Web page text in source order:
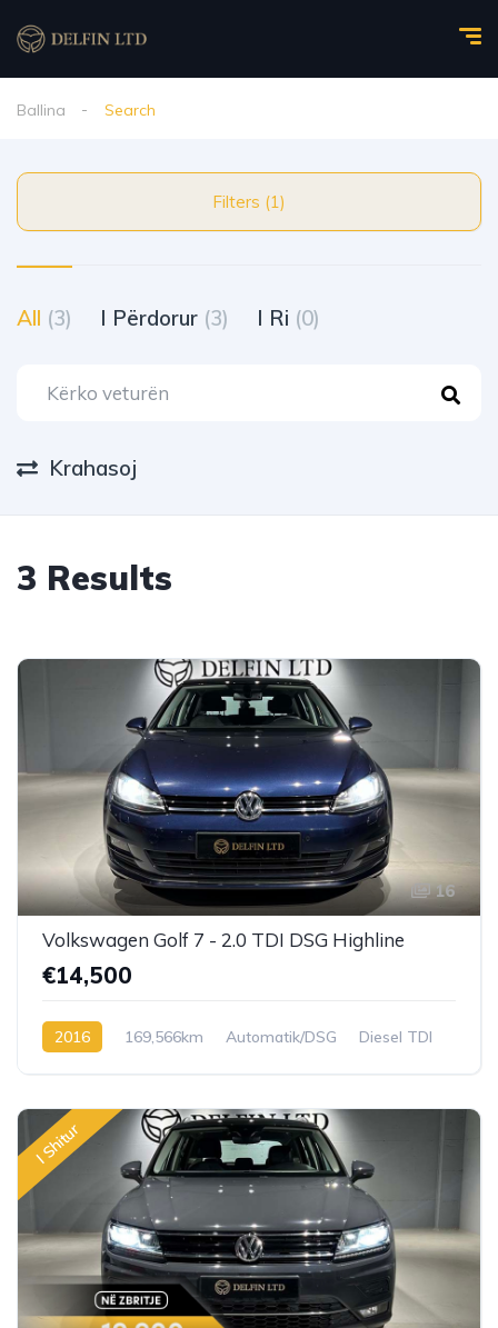
Ballina Search
Filters (1)
All (3) I Përdorur (3) I Ri (0)
Krahasoj
3 Results
16
Volkswagen Golf 7 - 2.0 TDI DSG Highline
€14,500
2016 169,566km Automatik/DSG Diesel TDI
I Shitur